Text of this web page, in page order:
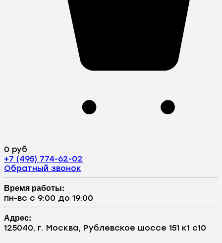
0 руб
+7 (495) 774-62-02
Обратный звонок
Время работы:
пн-вс с 9:00 до 19:00
Адрес:
125040, г. Москва, Рублевское шоссе 151 к1 с10